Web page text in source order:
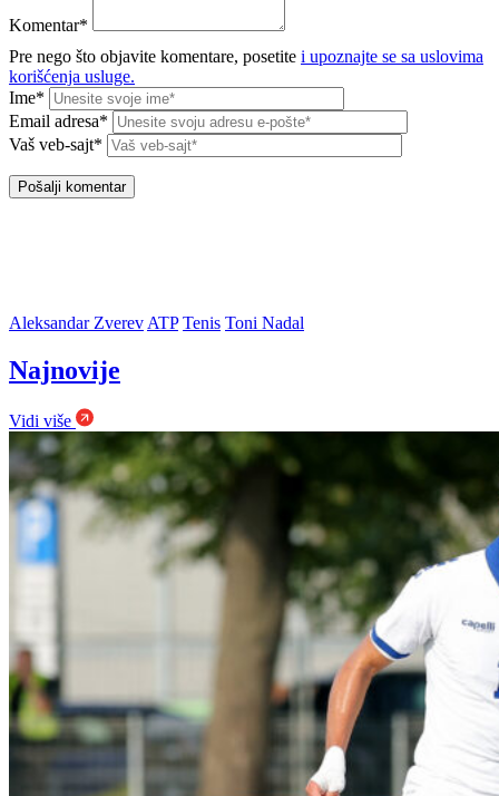
Komentar*
Pre nego što objavite komentare, posetite i upoznajte se sa uslovima
korišćenja usluge.
Ime*
Email adresa*
Vaš veb-sajt*
Aleksandar Zverev ATP Tenis Toni Nadal
Najnovije
Vidi više